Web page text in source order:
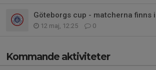
Göteborgs cup - matcherna finns
12 maj, 12:25 0
Kommande aktiviteter